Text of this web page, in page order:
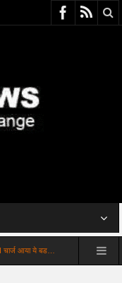
अहम: पडिक्कल ने गॉल टेस्ट के